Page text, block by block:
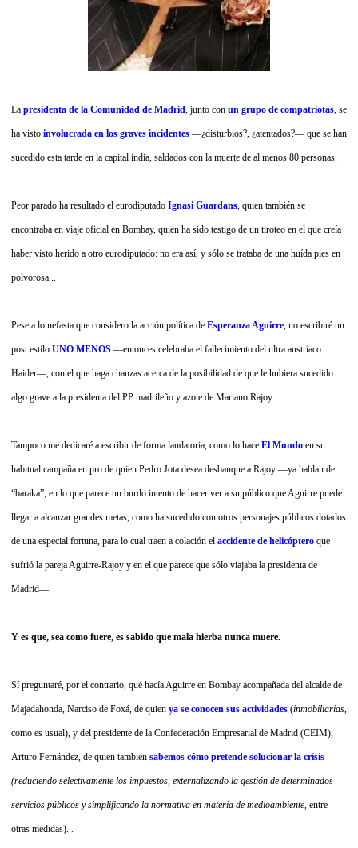
La presidenta de la Comunidad de Madrid , junto con un grupo de compatriotas , se
ha visto involucrada en los graves incidentes —¿disturbios?, ¿atentados?— que se han
sucedido esta tarde en la capital india, saldados con la muerte de al menos 80 personas.
Peor parado ha resultado el eurodiputado Ignasi Guardans , quien también se
encontraba en viaje oficial en Bombay, quien ha sido testigo de un tiroteo en el que creía
haber visto herido a otro eurodiputado: no era así, y sólo se trataba de una huída pies en
polvorosa...
Pese a lo nefasta que considero la acción política de Esperanza Aguirre , no escribiré un
post estilo UNO MENOS —entonces celebraba el fallecimiento del ultra austríaco
Haider—, con el que haga chanzas acerca de la posibilidad de que le hubiera sucedido
algo grave a la presidenta del PP madrileño y azote de Mariano Rajoy.
Tampoco me dedicaré a escribir de forma laudatoria, como lo hace El Mundo en su
habitual campaña en pro de quien Pedro Jota desea desbanque a Rajoy —ya hablan de
“baraka”, en lo que parece un burdo intento de hacer ver a su público que Aguirre puede
llegar a alcanzar grandes metas, como ha sucedido con otros personajes públicos dotados
de una especial fortuna, para lo cual traen a colación el accidente de helicóptero que
sufrió la pareja Aguirre-Rajoy y en el que parece que sólo viajaba la presidenta de
Madrid—.
Y es que, sea como fuere, es sabido que mala hierba nunca muere.
Sí preguntaré, por el contrario, qué hacía Aguirre en Bombay acompañada del alcalde de
Majadahonda, Narciso de Foxá, de quien ya se conocen sus actividades (inmobiliarias
como es usual), y del presidente de la Confederación Empresarial de Madrid (CEIM),
Arturo Fernández, de quien también sabemos cómo pretende solucionar la crisis
(reduciendo selectivamente los impuestos, externalizando la gestión de determinados
servicios públicos y simplificando la normativa en materia de medioambiente , entre
otras medidas)...